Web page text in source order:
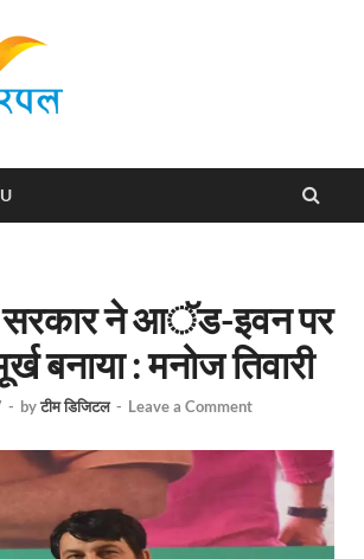
सरकार ने आॅड-इवन पर
बनाया : मनोज तिवारी
- byटीम डिजिटल - Leave a Comment